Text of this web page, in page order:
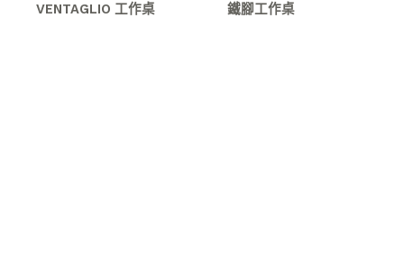
VENTAGLIO 工作桌 鐵腳工作桌